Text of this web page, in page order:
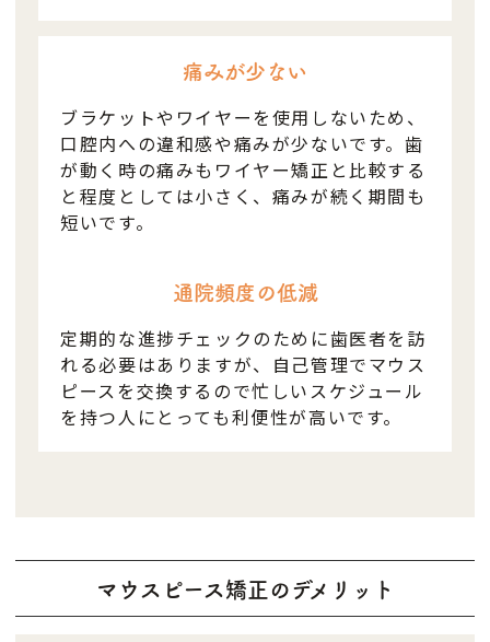
痛みが少ない
ブラケットやワイヤーを使用しないため、
口腔内への違和感や痛みが少ないです。歯
が動く時の痛みもワイヤー矯正と比較する
と程度としては小さく、痛みが続く期間も
短いです。
通院頻度の低減
定期的な進捗チェックのために歯医者を訪
れる必要はありますが、自己管理でマウス
ピースを交換するので忙しいスケジュール
を持つ人にとっても利便性が高いです。
マウスピース矯正のデメリット